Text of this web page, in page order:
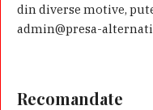
din diverse motive,
admin@presa-
Recomandate